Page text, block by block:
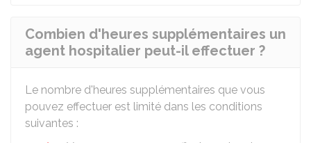
Combien d'heures supplémentaires un
agent hospitalier peut-il effectuer ?
Le nombre d'heures supplémentaires que vous
pouvez effectuer est limité dans les conditions
suivantes :